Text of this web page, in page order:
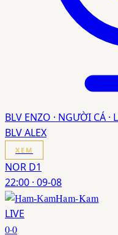
BLV ENZO · NGƯỜI CÁ ·
BLV ALEX
XEM
NOR D1
22:00 · 09-08
Ham-Kam
LIVE
0·0